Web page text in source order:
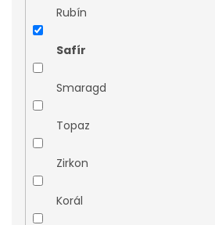
Rubín
Safír
Smaragd
Topaz
Zirkon
Korál